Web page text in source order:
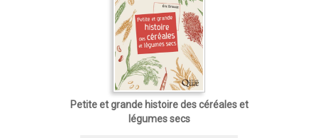
Petite et grande histoire des céréales et
légumes secs